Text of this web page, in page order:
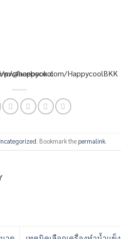
. Bookmark thepermalink.